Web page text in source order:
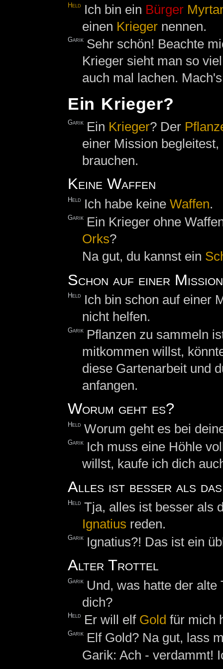
Held Ich bin ein Bürger
einen Kriegernennen.
Garik Sehr schön! Beachte
Krieger sieht man so
auch mal lachen.
Ein Krieger?
Garik Ein Krieger? Der
einer Mission
brauchen.
Keine Waffen
Held Ich habe keineWaffen.
Garik Ein Krieger ohne
Orks?
Na gut, du kannst ein
Schon auf einer Mission
Held
Ich bin schon auf einer
nicht helfen.
Garik Pflanzen zu sammeln
mitkommen willst,
diese Gartenarbeit und
anfangen.
Worum geht es?
Held Worum geht es bei
Garik Ich muss eine Höhle
willst, kaufe ich dich
Alles ist besser als das
Held Tja, alles ist besser als
Ignatius reden.
Garik Ignatius?! Das ist ein
Alter Trottel
Garik Und, was hatte der
dich?
Held Er will elf Gold für mich
Garik Elf Gold? Na gut, lass
Garik: Ach - verdammt!